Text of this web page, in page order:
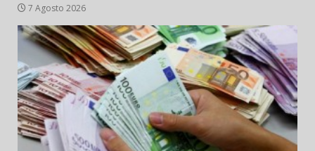
7 Agosto 2026